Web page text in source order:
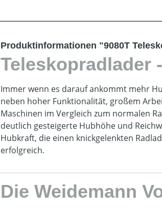
Produktinformationen "9080T
Teleskopradlader
Immer wenn es darauf ankommt mehr
neben hoher Funktionalität, großem
Maschinen im Vergleich zum normalen
deutlich gesteigerte Hubhöhe und
Hubkraft, die einen knickgelenkten
erfolgreich.
Die Weidemann